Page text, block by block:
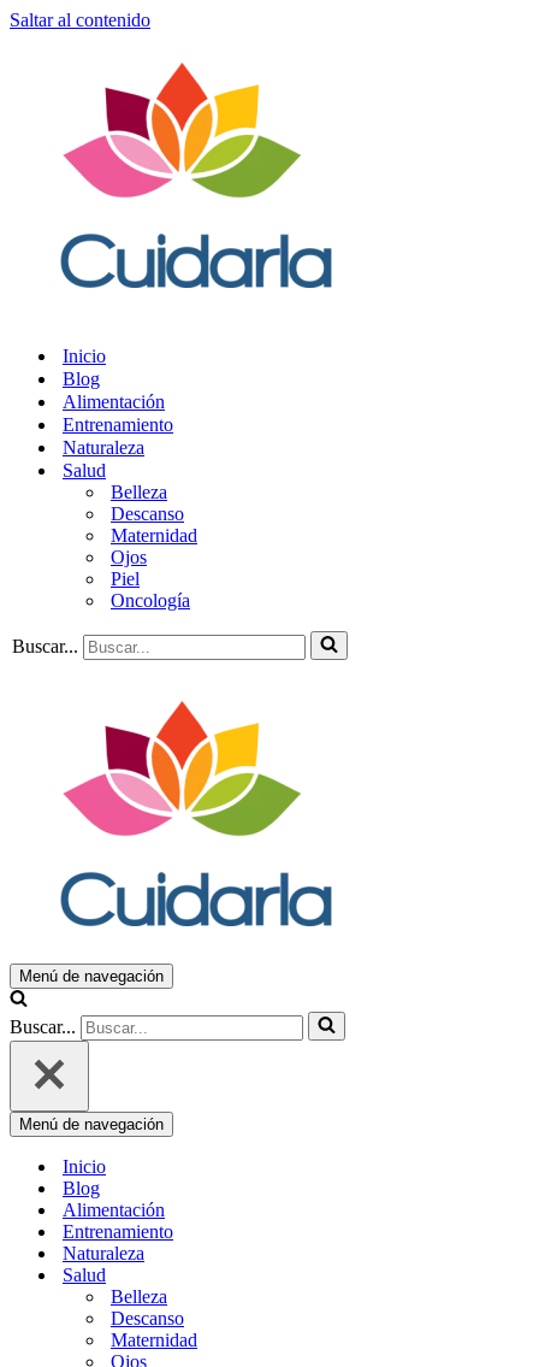
Saltar al contenido
Inicio
Blog
Alimentación
Entrenamiento
Naturaleza
Salud
Belleza
Descanso
Maternidad
Ojos
Piel
Oncología
Buscar...
Menú de navegación
Buscar...
Menú de navegación
Inicio
Blog
Alimentación
Entrenamiento
Naturaleza
Salud
Belleza
Descanso
Maternidad
Ojos